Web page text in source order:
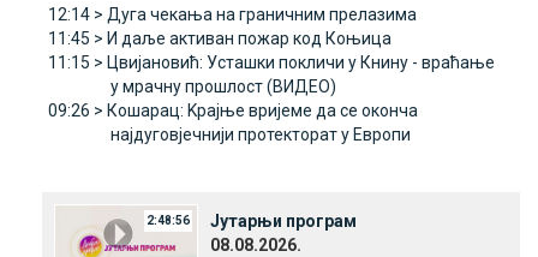
12:14 > Дуга чекања на граничним прелазима
11:45 > И даље активан пожар код Коњица
11:15 > Цвијановић: Усташки покличи у Книну - враћање
у мрачну прошлост (ВИДЕО)
09:26 > Кошарац: Kрајње вријеме да се оконча
најдуговјечнији протекторат у Eвропи
2:48:56
Јутарњи програм
08.08.2026.